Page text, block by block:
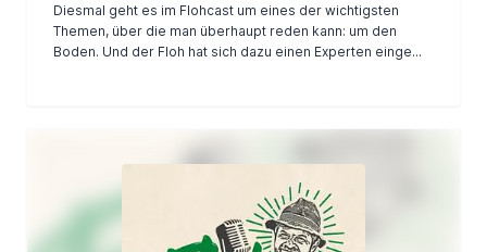
Diesmal geht es im Flohcast um eines der wichtigsten
Themen, über die man überhaupt reden kann: um den
Boden. Und der Floh hat sich dazu einen Experten einge...